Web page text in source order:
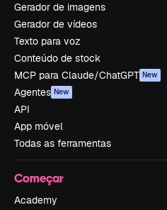
Gerador de imagens
Gerador de vídeos
Texto para voz
Conteúdo de stock
MCP para Claude/ChatGPT New
Agentes New
API
App móvel
Todas as ferramentas
Começar
Academy